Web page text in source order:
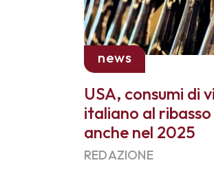
news
USA, consumi di
italiano al ribasso
anche nel 2025
REDAZIONE